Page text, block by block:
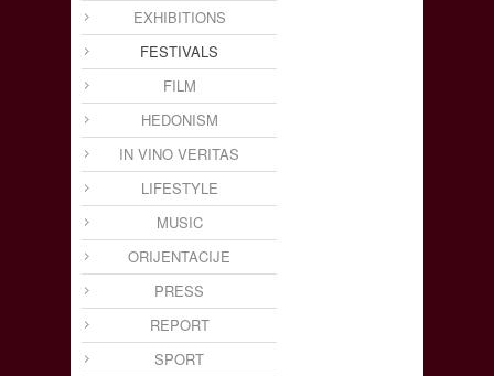
EXHIBITIONS
FESTIVALS
FILM
HEDONISM
IN VINO VERITAS
LIFESTYLE
MUSIC
ORIJENTACIJE
PRESS
REPORT
SPORT